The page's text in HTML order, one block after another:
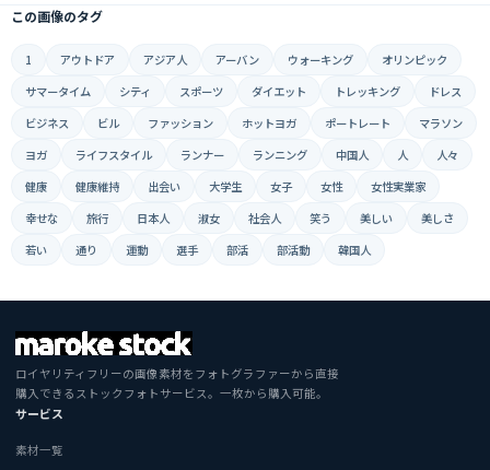
この画像のタグ
1 アウトドア アジア人 アーバン ウォーキング
オリンピック
サマータイム
シティ スポーツ ダイエット トレッキング
ドレス
ビジネス
ビル ファッション ホットヨガ ポートレート
マラソン
ヨガ
ライフスタイル ランナー ランニング 中国人 人
人々
健康
健康維持 出会い 大学生 女子 女性
女性実業家
幸せな
旅行 日本人 淑女 社会人 笑う 美しい
美しさ
若い
通り 運動 選手 部活 部活動 韓国人
ロイヤリティフリーの画像素材をフォトグラファーから直接
購入できるストックフォトサービス。一枚から購入可能。
サービス
素材一覧